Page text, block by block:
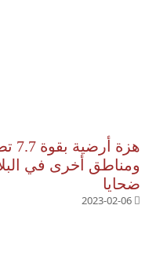
ومناطق أخرى في
ضحايا
2023-02-06